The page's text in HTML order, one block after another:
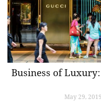
Business of
May 29,